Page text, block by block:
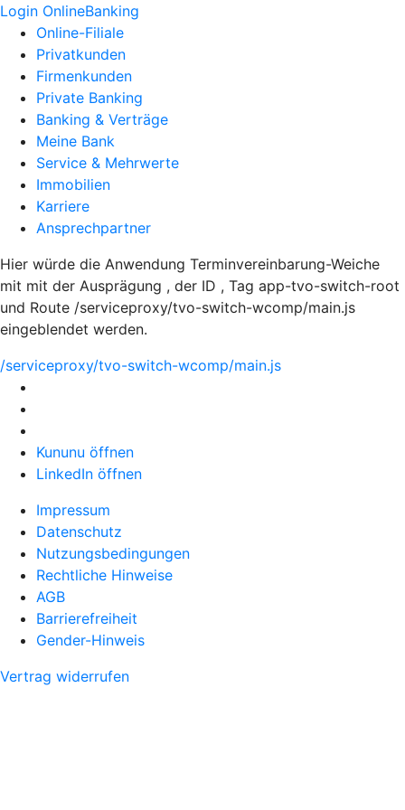
Login OnlineBanking
Online-Filiale
Privatkunden
Firmenkunden
Private Banking
Banking & Verträge
Meine Bank
Service & Mehrwerte
Immobilien
Karriere
Ansprechpartner
Hier würde die Anwendung Terminvereinbarung-Weiche
mit mit der Ausprägung , der ID , Tag app-tvo-switch-root
und Route /serviceproxy/tvo-switch-wcomp/main.js
eingeblendet werden.
/serviceproxy/tvo-switch-wcomp/main.js
Kununu öffnen
LinkedIn öffnen
Impressum
Datenschutz
Nutzungsbedingungen
Rechtliche Hinweise
AGB
Barrierefreiheit
Gender-Hinweis
Vertrag widerrufen